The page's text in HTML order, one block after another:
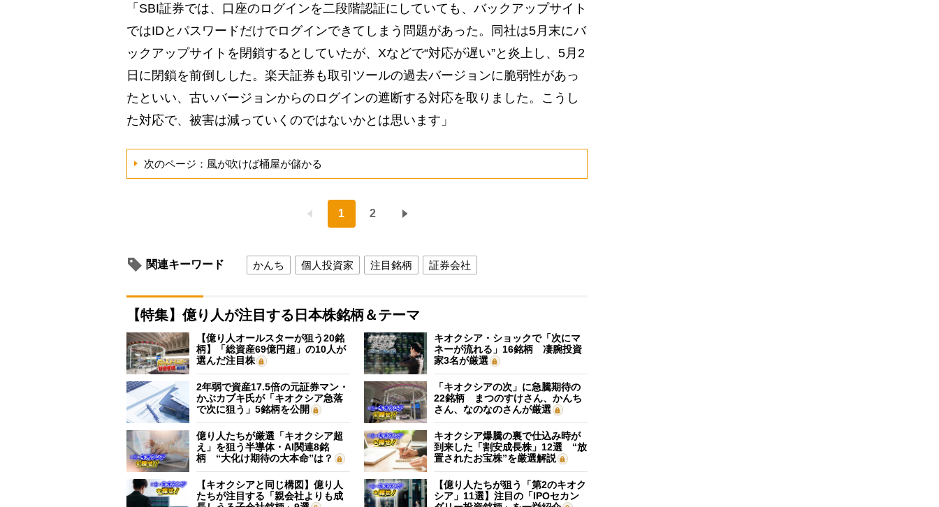
「SBI証券では、口座のログインを二段階認証にしていても、バックアップサイト
ではIDとパスワードだけでログインできてしまう問題があった。同社は5月末にバ
ックアップサイトを閉鎖するとしていたが、Xなどで“対応が遅い”と炎上し、5月2
日に閉鎖を前倒しした。楽天証券も取引ツールの過去バージョンに脆弱性があっ
たといい、古いバージョンからのログインの遮断する対応を取りました。こうし
た対応で、被害は減っていくのではないかとは思います」
次のページ：風が吹けば桶屋が儲かる
1 2
関連キーワード かんち 個人投資家 注目銘柄 証券会社
【特集】億り人が注目する日本株銘柄＆テーマ
【億り人オールスターが狙う20銘
柄】「総資産69億円超」の10人が
選んだ注目株
キオクシア・ショックで「次にマ
ネーが流れる」16銘柄 凄腕投資
家3名が厳選
2年弱で資産17.5倍の元証券マン・
かぶカブキ氏が「キオクシア急落
で次に狙う」5銘柄を公開
「キオクシアの次」に急騰期待の
22銘柄 まつのすけさん、かんち
さん、なのなのさんが厳選
億り人たちが厳選「キオクシア超
え」を狙う半導体・AI関連8銘
柄 “大化け期待の大本命”は？
キオクシア爆騰の裏で仕込み時が
到来した「割安成長株」12選 “放
置されたお宝株”を厳選解説
【キオクシアと同じ構図】億り人
たちが注目する「親会社よりも成
【億り人たちが狙う「第2のキオク
シア」11選】注目の「IPOセカン